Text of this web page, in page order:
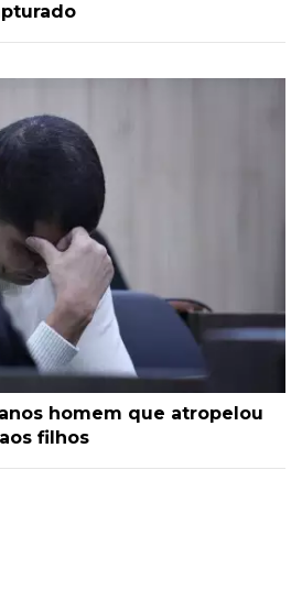
homem que atropelou
filhos